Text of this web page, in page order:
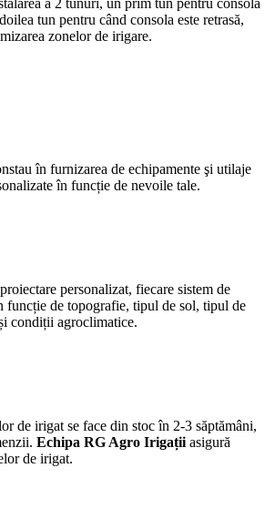
tun pentru când consola este retrasă,
zonelor de irigare.
în furnizarea de echipamente şi utilaje
în funcție de nevoile tale.
personalizat, fiecare sistem de
funcție de topografie, tipul de sol, tipul de
condiții agroclimatice.
de irigat se face din stoc în 2-3 săptămâni,
Echipa RG Agro Irigații asigură
de irigat.